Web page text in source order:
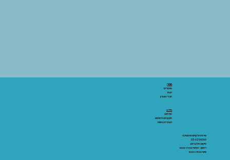
שירות הלקוחות והתמיכה
03-6206066
מיקום: אלנבי 43
ראשון - חמישי 10:00-19:00
שישי 10:00-15:00
אתר:
מאמרים
חנות
חברי מועדון
מידע:
אודותינו
תקנון ותנאי שימוש
הצהרת נגישות